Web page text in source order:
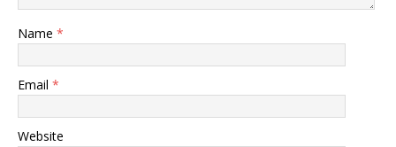
Name *
Email *
Website